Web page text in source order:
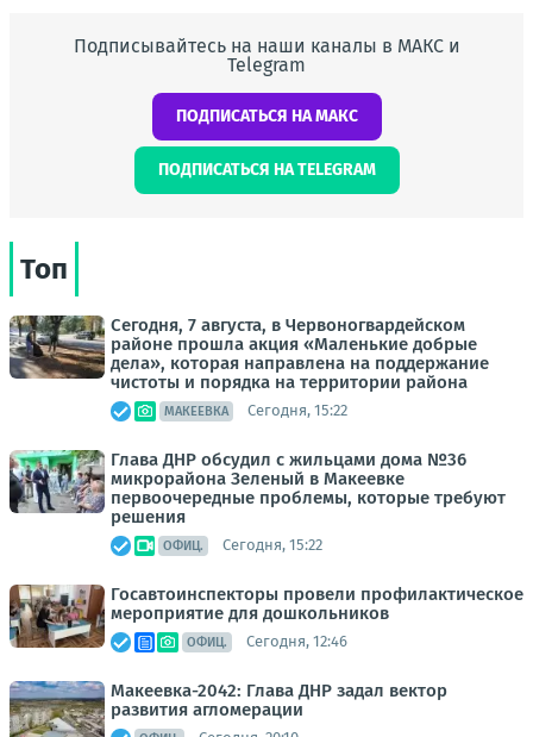
Подписывайтесь на наши каналы в МАКС и
Telegram
ПОДПИСАТЬСЯ НА МАКС
ПОДПИСАТЬСЯ НА TELEGRAM
Топ
Сегодня, 7 августа, в Червоногвардейском
районе прошла акция «Маленькие добрые
дела», которая направлена на поддержание
чистоты и порядка на территории района
МАКЕЕВКА Сегодня, 15:22
Глава ДНР обсудил с жильцами дома №36
микрорайона Зеленый в Макеевке
первоочередные проблемы, которые требуют
решения
ОФИЦ. Сегодня, 15:22
Госавтоинспекторы провели профилактическое
мероприятие для дошкольников
ОФИЦ. Сегодня, 12:46
Макеевка-2042: Глава ДНР задал вектор
развития агломерации